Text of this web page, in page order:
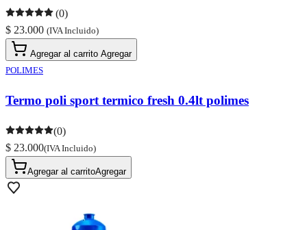
(0)
$ 23.000 (IVA Incluido)
Agregar al carrito Agregar
POLIMES
Termo poli sport termico fresh 0.4lt polimes
(0)
$ 23.000(IVA Incluido)
Agregar al carritoAgregar